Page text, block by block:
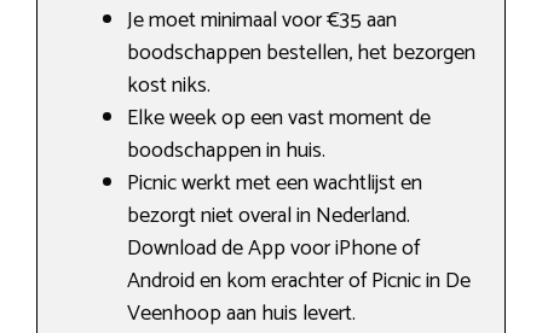
Je moet minimaal voor €35 aan
boodschappen bestellen, het bezorgen
kost niks.
Elke week op een vast moment de
boodschappen in huis.
Picnic werkt met een wachtlijst en
bezorgt niet overal in Nederland.
Download de App voor iPhone of
Android en kom erachter of Picnic in De
Veenhoop aan huis levert.